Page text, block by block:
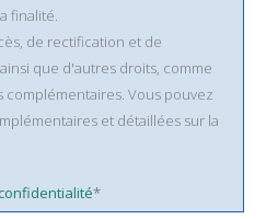
finalité.
de rectification et de
que d'autres droits, comme
Vous pouvez
et détaillées sur la
*